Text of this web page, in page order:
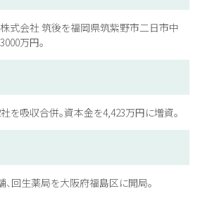
式会社 筑後を福岡県筑紫野市二日市中
万円。
を吸収合併。資本金を4,423万円に増資。
回生薬局を大阪府福島区に開局。